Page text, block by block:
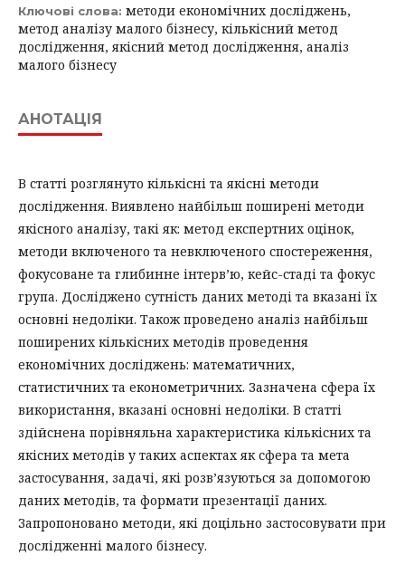
Ключові слова: методи економічних досліджень,
метод аналізу малого бізнесу, кількісний метод
дослідження, якісний метод дослідження, аналіз
малого бізнесу
АНОТАЦІЯ
В статті розглянуто кількісні та якісні методи
дослідження. Виявлено найбільш поширені методи
якісного аналізу, такі як: метод експертних оцінок,
методи включеного та невключеного спостереження,
фокусоване та глибинне інтерв’ю, кейс-стаді та фокус
група. Досліджено сутність даних методі та вказані їх
основні недоліки. Також проведено аналіз найбільш
поширених кількісних методів проведення
економічних досліджень: математичних,
статистичних та економетричних. Зазначена сфера їх
використання, вказані основні недоліки. В статті
здійснена порівняльна характеристика кількісних та
якісних методів у таких аспектах як сфера та мета
застосування, задачі, які розв’язуються за допомогою
даних методів, та формати презентації даних.
Запропоновано методи, які доцільно застосовувати при
дослідженні малого бізнесу.